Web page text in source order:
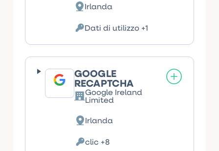
Luogo
trattamento:
Irlanda
Dati
trattati:
Dati di utilizzo +1
GOOGLE
RECAPTCHA
Azienda:
Google Ireland
Limited
Luogo
trattamento:
Irlanda
Daticlic +8